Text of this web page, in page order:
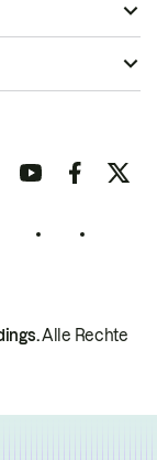
Alle Rechte